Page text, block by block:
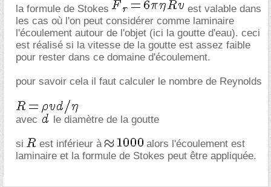
la formule de Stokes
est valable dans
les cas où l'on peut considérer comme laminaire
l'écoulement autour de l'objet (ici la goutte d'eau). ceci
est réalisé si la vitesse de la goutte est assez faible
pour rester dans ce domaine d'écoulement.
pour savoir cela il faut calculer le nombre de Reynolds
avec le diamètre de la goutte
si est inférieur à
alors l'écoulement est
laminaire et la formule de Stokes peut être appliquée.